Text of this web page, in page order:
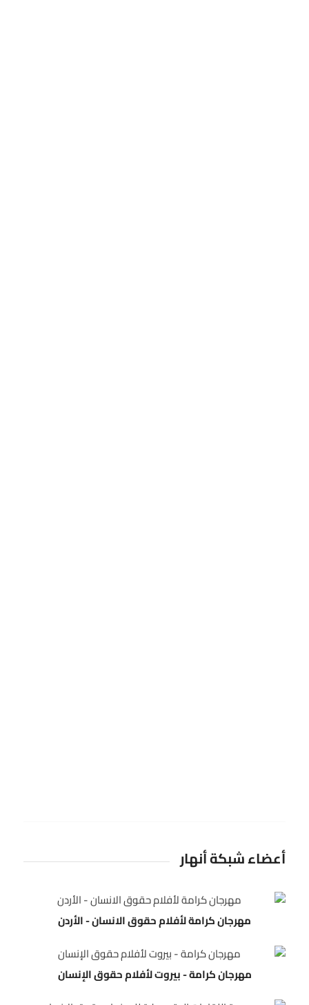
أعضاء شبكة أنهار
مهرجان كرامة لأفلام حقوق الانسان - الأردن
مهرجان كرامة - بيروت لأفلام حقوق الإنسان